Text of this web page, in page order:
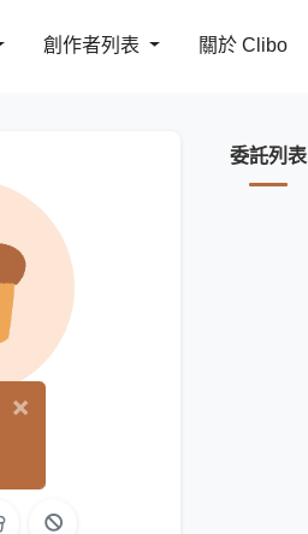
創作者列表 關於 Clibo
委託列表
×